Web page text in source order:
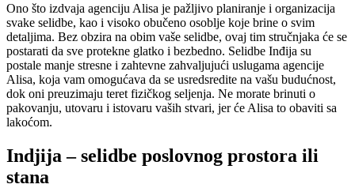
Ono što izdvaja agenciju Alisa je pažljivo planiranje i organizacija
svake selidbe, kao i visoko obučeno osoblje koje brine o svim
detaljima. Bez obzira na obim vaše selidbe, ovaj tim stručnjaka će se
postarati da sve protekne glatko i bezbedno. Selidbe Inđija su
postale manje stresne i zahtevne zahvaljujući uslugama agencije
Alisa, koja vam omogućava da se usredsredite na vašu budućnost,
dok oni preuzimaju teret fizičkog seljenja. Ne morate brinuti o
pakovanju, utovaru i istovaru vaših stvari, jer će Alisa to obaviti sa
lakoćom.
Indjija – selidbe poslovnog prostora ili
stana